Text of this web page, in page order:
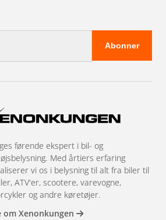
Abonner
førende ekspert i bil- og
Med årtiers erfaring
vi os i belysning til alt fra biler til
ATV'er, scootere, varevogne,
og andre køretøjer.
om Xenonkungen